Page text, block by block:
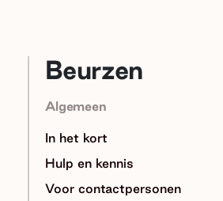
Beurzen
Algemeen
In het kort
Hulp en kennis
Voor contactpersonen